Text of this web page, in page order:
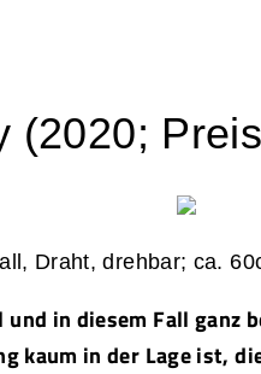
(2020;
Draht, drehbar; ca.
und in diesem Fall ganz
kaum in der Lage ist,